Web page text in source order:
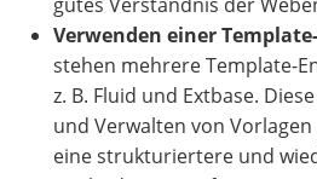
Verwenden einer
stehen mehrere Template-
z. B. Fluid und Extbase.
und Verwalten von
eine strukturiertere und